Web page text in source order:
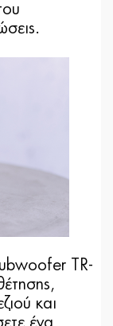
TR-
και
ένα